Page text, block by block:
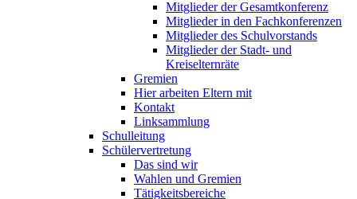
Mitglieder der Gesamtkonferenz
Mitglieder in den Fachkonferenzen
Mitglieder des Schulvorstands
Mitglieder der Stadt- und
Kreiselternräte
Gremien
Hier arbeiten Eltern mit
Kontakt
Linksammlung
Schulleitung
Schülervertretung
Das sind wir
Wahlen und Gremien
Tätigkeitsbereiche